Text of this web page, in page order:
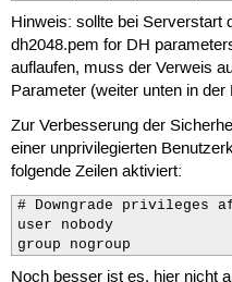
Hinweis: sollte bei Serverstart
dh2048.pem for DH
auflaufen, muss der Verweis
Parameter (weiter unten in
Zur Verbesserung der
einer unprivilegierten
folgende Zeilen aktiviert:
# Downgrade privileges
user nobody
group nogroup
Noch besser ist es, hier nicht